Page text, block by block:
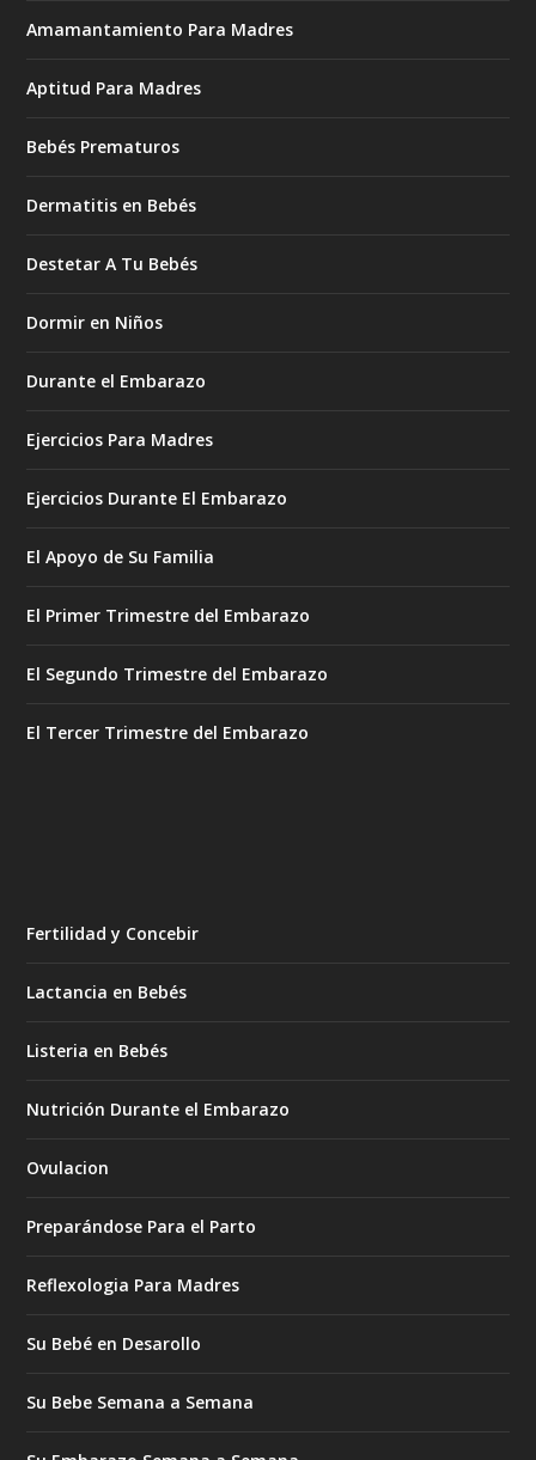
Amamantamiento Para Madres
Aptitud Para Madres
Bebés Prematuros
Dermatitis en Bebés
Destetar A Tu Bebés
Dormir en Niños
Durante el Embarazo
Ejercicios Para Madres
Ejercicios Durante El Embarazo
El Apoyo de Su Familia
El Primer Trimestre del Embarazo
El Segundo Trimestre del Embarazo
El Tercer Trimestre del Embarazo
Fertilidad y Concebir
Lactancia en Bebés
Listeria en Bebés
Nutrición Durante el Embarazo
Ovulacion
Preparándose Para el Parto
Reflexologia Para Madres
Su Bebé en Desarollo
Su Bebe Semana a Semana